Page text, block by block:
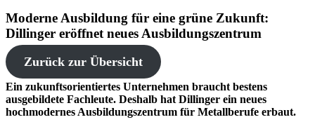
Moderne Ausbildung für eine grüne Zukunft:
Dillinger eröffnet neues Ausbildungszentrum
Zurück zur Übersicht
Ein zukunftsorientiertes Unternehmen braucht bestens
ausgebildete Fachleute. Deshalb hat Dillinger ein neues
hochmodernes Ausbildungszentrum für Metallberufe erbaut.